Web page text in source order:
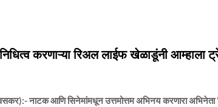
करणाऱ्या रिअल लाईफ खेळाडूंनी
नाटक आणि सिनेमांमधून उत्तमोत्तम अभिनय करणारा अभिनेता